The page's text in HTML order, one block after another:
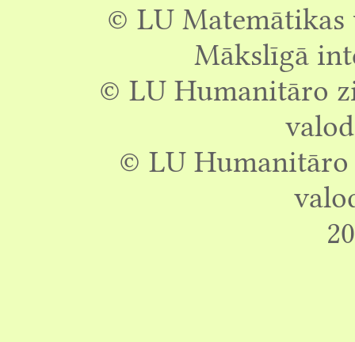
© LU
Mākslīgā
© LU Humanitāro
© LU